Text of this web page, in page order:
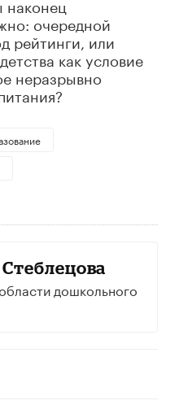
наконец
очередной
рейтинги, или
как условие
неразрывно
дошкольного